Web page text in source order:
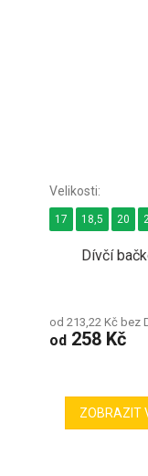
Dívčí
od 213,22 Kč bez
od 258 Kč
17 18,5 20
ZOBRAZIT